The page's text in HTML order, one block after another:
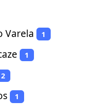
Varela 1
1
2
1